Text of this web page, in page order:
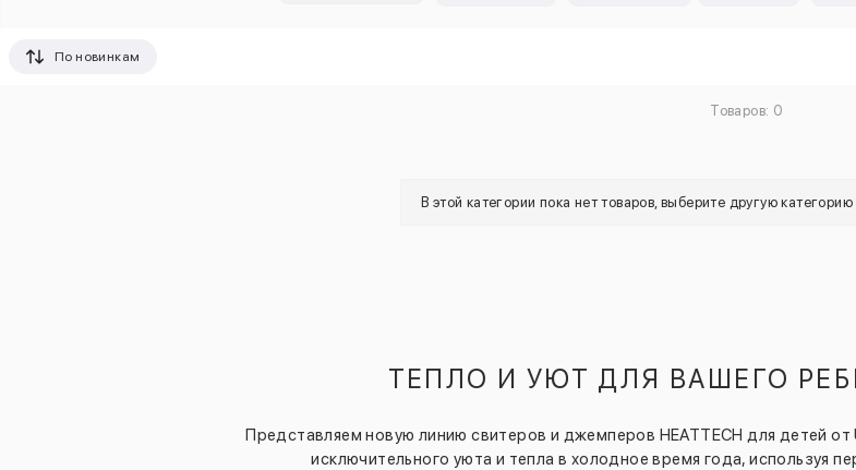
По новинкам
Товаров: 0
В этой категории пока нет товаров, выберите другую
ТЕПЛО И УЮТ ДЛЯ ВАШЕГО
Представляем новую линию свитеров и джемперов HEATTECH для детей
исключительного уюта и тепла в холодное время года, используя